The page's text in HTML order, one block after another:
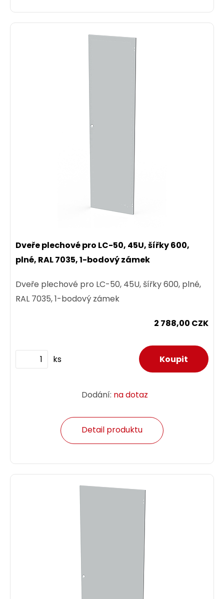
Dveře plechové pro LC-50, 45U, šířky 600,
plné, RAL 7035, 1-bodový zámek
Dveře plechové pro LC-50, 45U, šířky 600, plné,
RAL 7035, 1-bodový zámek
2 788,00 CZK
ks
Dodání: na dotaz
Detail produktu